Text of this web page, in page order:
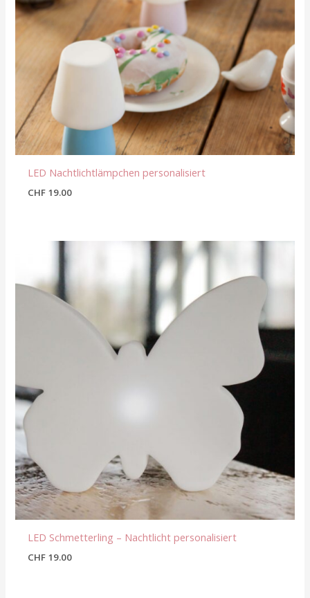
LED Nachtlichtlämpchen personalisiert
CHF19.00
LED Schmetterling – Nachtlicht personalisiert
CHF19.00